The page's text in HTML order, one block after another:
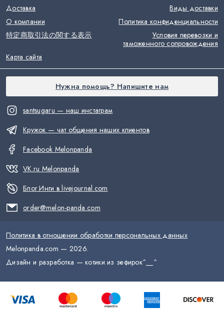
santsugaru — наш инстаграм
Кружок — чат общения наших клиентов
Facebook Melonpanda
VK.ru Melonpanda
Блог Инги в livejournal.com
order@melon-panda.com
Доставка
Виды доставки
О компании
Политика конфиденциальности
特定商取引法の関する表示
Условия перевозки и
таможенного сопровождения
Карта сайта
Нужна помощь? Напишите нам
Политика в отношении обработки персональных данных
Melonpanda.com — 2026.
Дизайн и разработка — котики из зефирок^__^